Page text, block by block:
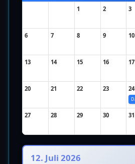
1 2 3
6 7 8 9 10
13 14 15 16 17
20 21 22 23 24
27 28 29 30 31
12. Juli 2026